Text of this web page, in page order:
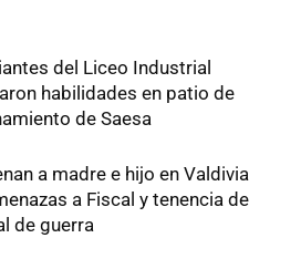
del Liceo Industrial
habilidades en patio de
de Saesa
a madre e hijo en Valdivia
a Fiscal y tenencia de
de guerra